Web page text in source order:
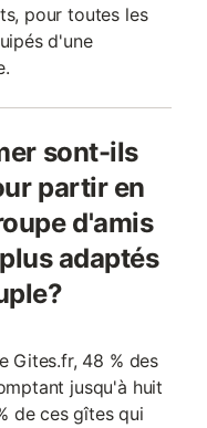
pour toutes les
d'une
sont-ils
partir en
d'amis
adaptés
Gites.fr, 48 % des
jusqu'à huit
de ces gîtes qui